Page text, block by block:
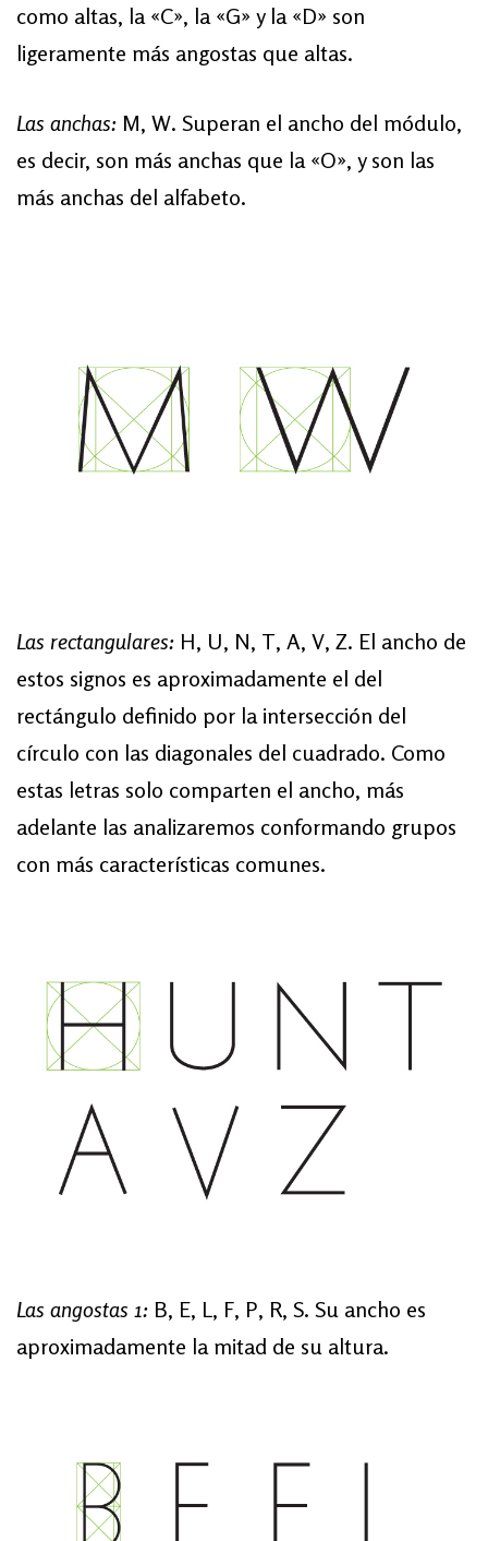
como altas, la «C», la «G» y la «D» son
ligeramente más angostas que altas.
Las anchas: M, W. Superan el ancho del módulo,
es decir, son más anchas que la «O», y son las
más anchas del alfabeto.
Las rectangulares: H, U, N, T, A, V, Z. El ancho de
estos signos es aproximadamente el del
rectángulo definido por la intersección del
círculo con las diagonales del cuadrado. Como
estas letras solo comparten el ancho, más
adelante las analizaremos conformando grupos
con más características comunes.
Las angostas 1: B, E, L, F, P, R, S. Su ancho es
aproximadamente la mitad de su altura.